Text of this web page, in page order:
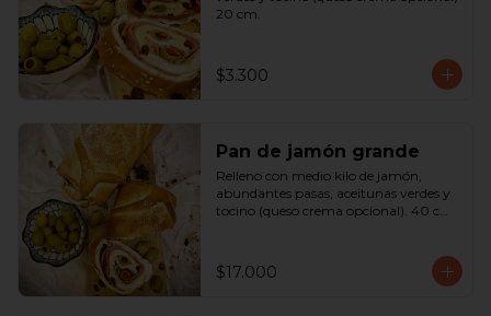
20 cm.
$3.300
Pan de jamón grande
Relleno con medio kilo de jamón,
abundantes pasas, aceitunas verdes y
tocino (queso crema opcional). 40 cm
$17.000